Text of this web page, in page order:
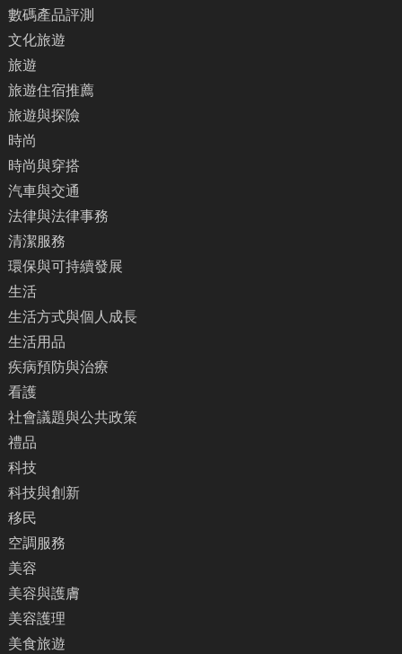
數碼產品評測
文化旅遊
旅遊
旅遊住宿推薦
旅遊與探險
時尚
時尚與穿搭
汽車與交通
法律與法律事務
清潔服務
環保與可持續發展
生活
生活方式與個人成長
生活用品
疾病預防與治療
看護
社會議題與公共政策
禮品
科技
科技與創新
移民
空調服務
美容
美容與護膚
美容護理
美食旅遊